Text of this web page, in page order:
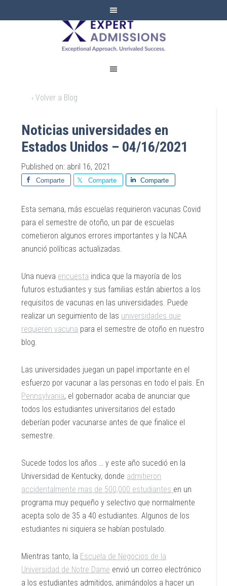
EXPERT
ADMISSIONS
‹ Volver a Blog
Noticias universidades en
Estados Unidos – 04/16/2021
Published on: abril 16, 2021
Comparte Comparte Comparte
Esta semana, más escuelas requirieron vacunas Covid
para el semestre de otoño, un par de escuelas
cometieron algunos errores importantes y la NCAA
anunció políticas actualizadas.
Una nueva encuesta indica que la mayoría de los
futuros estudiantes y sus familias están abiertos a los
requisitos de vacunas en las universidades. Puede
realizar un seguimiento de las universidades que
requieren vacuna para el semestre de otoño en nuestro
blog.
Las universidades juegan un papel importante en el
esfuerzo por vacunar a las personas en todo el país. En
Pennsylvania, el gobernador acaba de anunciar que
todos los estudiantes universitarios del estado
deberían poder vacunarse antes de que finalice el
semestre.
Sucede todos los años … y este año sucedió en la
Universidad de Kentucky, donde admitieron
accidentalmente mas de 500,000 estudiantes en un
programa muy pequeño y selectivo que normalmente
acepta solo de 35 a 40 estudiantes. Algunos de los
estudiantes ni siquiera se habían postulado.
Mientras tanto, la Escuela de Negocios de la
Universidad de Notre Dame envió un correo electrónico
a los estudiantes admitidos, animándolos a hacer un